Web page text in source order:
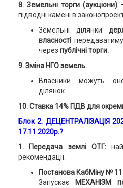
8. Земельні торги (аукціони)
підводні камені в
Земельні ділянки
власності
через публічні торги.
9. Зміна НГО земель.
Власники можуть
ділянок.
10. Ставка 14% ПДВ для
Блок 2. ДЕЦЕНТРАЛІЗАЦІЯ
17.11.2020р.?
1.
Передача землі ОТГ:
рекомендації.
Постанова КабМіну №
Запускає
МЕХАНІЗМ